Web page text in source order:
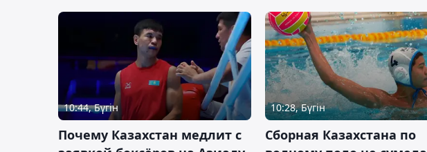
10:44, Бүгін
Почему Казахстан медлит с
10:28, Бүгін
Сборная Казахстана по